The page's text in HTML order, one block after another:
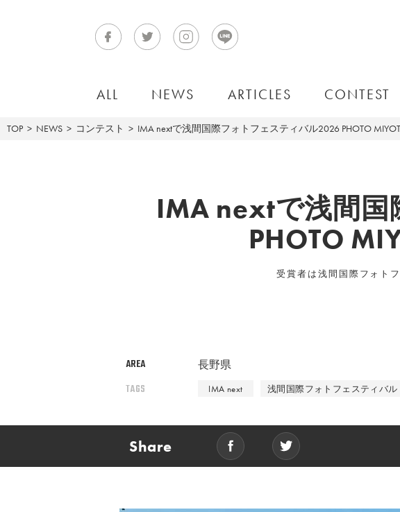
ALL NEWS ARTICLES CONTEST
TOP NEWS コンテスト IMA nextで浅間国際フォトフェスティバル2026 PHOTO
IMA nextで浅間
PHOTO
受賞者は浅間国際フォト
AREA 長野県
TAGS IMA next 浅間国際フォトフェスティバル
Share